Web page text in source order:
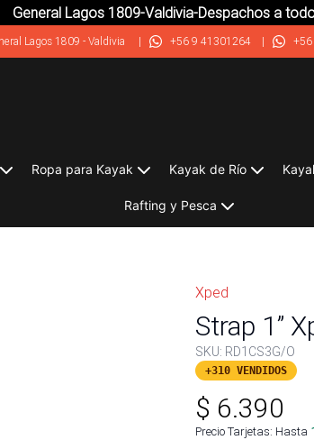
General Lagos 1809-Valdivia-Despachos a
Lagos 1809 - Valdivia | +56 9 41301264 |
Ropa para Kayak Kayak de Río
Rafting y Pesca
Xped
Strap 1”
SKU: RD1CS3G/O
+310 VENDIDOS
$ 6.390
Precio Tarjetas: Hasta